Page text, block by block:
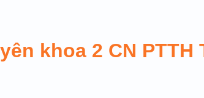
khoa 2 CN PTTH